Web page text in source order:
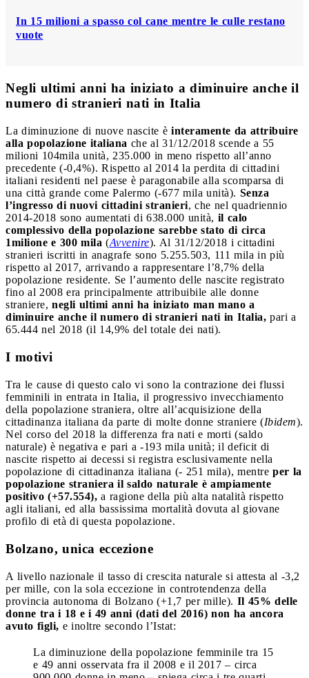
In 15 milioni a spasso col cane mentre le culle restano
vuote
Negli ultimi anni ha iniziato a diminuire anche il
numero di stranieri nati in Italia
La diminuzione di nuove nascite è interamente da attribuire
alla popolazione italiana che al 31/12/2018 scende a 55
milioni 104mila unità, 235.000 in meno rispetto all’anno
precedente (-0,4%). Rispetto al 2014 la perdita di cittadini
italiani residenti nel paese è paragonabile alla scomparsa di
una città grande come Palermo (-677 mila unità). Senza
l’ingresso di nuovi cittadini stranieri, che nel quadriennio
2014-2018 sono aumentati di 638.000 unità, il calo
complessivo della popolazione sarebbe stato di circa
1milione e 300 mila (Avvenire). Al 31/12/2018 i cittadini
stranieri iscritti in anagrafe sono 5.255.503, 111 mila in più
rispetto al 2017, arrivando a rappresentare l’8,7% della
popolazione residente. Se l’aumento delle nascite registrato
fino al 2008 era principalmente attribuibile alle donne
straniere, negli ultimi anni ha iniziato man mano a
diminuire anche il numero di stranieri nati in Italia, pari a
65.444 nel 2018 (il 14,9% del totale dei nati).
I motivi
Tra le cause di questo calo vi sono la contrazione dei flussi
femminili in entrata in Italia, il progressivo invecchiamento
della popolazione straniera, oltre all’acquisizione della
cittadinanza italiana da parte di molte donne straniere (Ibidem).
Nel corso del 2018 la differenza fra nati e morti (saldo
naturale) è negativa e pari a -193 mila unità; il deficit di
nascite rispetto ai decessi si registra esclusivamente nella
popolazione di cittadinanza italiana (- 251 mila), mentre per la
popolazione straniera il saldo naturale è ampiamente
positivo (+57.554), a ragione della più alta natalità rispetto
agli italiani, ed alla bassissima mortalità dovuta al giovane
profilo di età di questa popolazione.
Bolzano, unica eccezione
A livello nazionale il tasso di crescita naturale si attesta al -3,2
per mille, con la sola eccezione in controtendenza della
provincia autonoma di Bolzano (+1,7 per mille). Il 45% delle
donne tra i 18 e i 49 anni (dati del 2016) non ha ancora
avuto figli, e inoltre secondo l’Istat:
La diminuzione della popolazione femminile tra 15
e 49 anni osservata fra il 2008 e il 2017 – circa